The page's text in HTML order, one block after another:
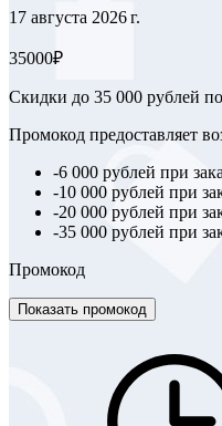
17 августа 2026 г.
35000₽
Скидки до 35 000 рублей
Промокод предоставляет
-6 000 рублей при
-10 000 рублей при
-20 000 рублей при
-35 000 рублей при
Промокод
Показать промокод